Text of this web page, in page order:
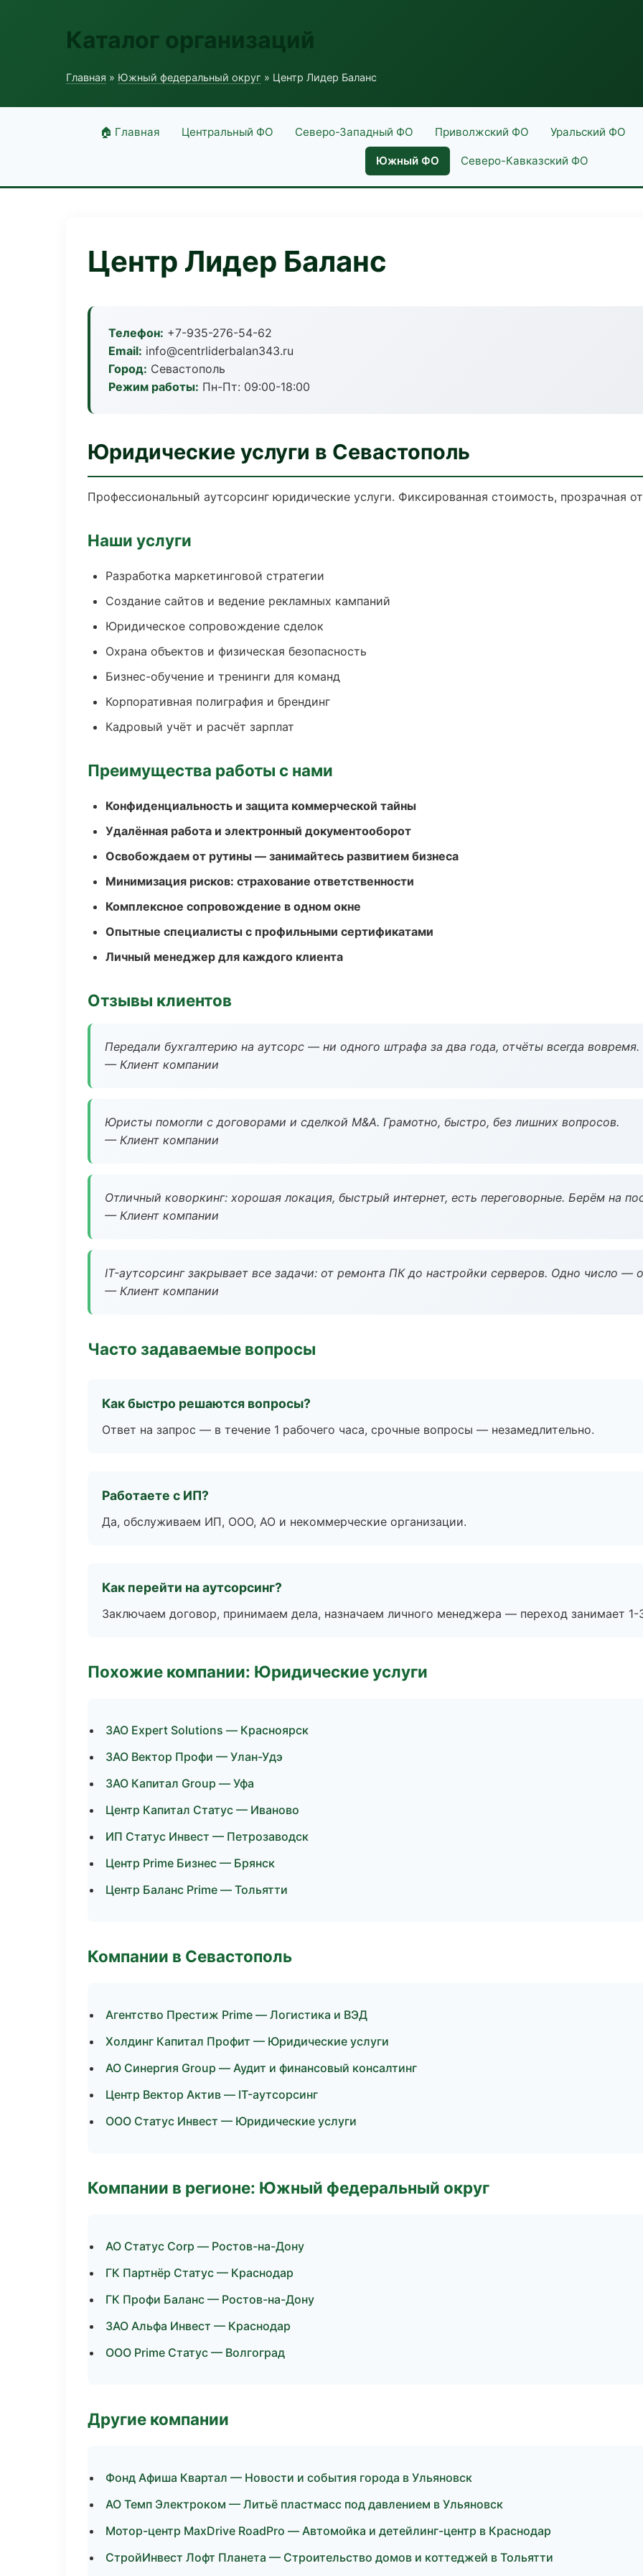
Каталог организаций
Главная » Южный федеральный округ » Центр Лидер Баланс
🏠 Главная Центральный ФО Северо-Западный ФО Приволжский ФО Уральский ФО
Южный ФО Северо-Кавказский ФО
Центр Лидер Баланс
Телефон: +7-935-276-54-62
Email: info@centrliderbalan343.ru
Город: Севастополь
Режим работы: Пн-Пт: 09:00-18:00
Юридические услуги в Севастополь
Профессиональный аутсорсинг юридические услуги. Фиксированная стоимость, прозрачная
Наши услуги
Разработка маркетинговой стратегии
Создание сайтов и ведение рекламных кампаний
Юридическое сопровождение сделок
Охрана объектов и физическая безопасность
Бизнес-обучение и тренинги для команд
Корпоративная полиграфия и брендинг
Кадровый учёт и расчёт зарплат
Преимущества работы с нами
Конфиденциальность и защита коммерческой тайны
Удалённая работа и электронный документооборот
Освобождаем от рутины — занимайтесь развитием бизнеса
Минимизация рисков: страхование ответственности
Комплексное сопровождение в одном окне
Опытные специалисты с профильными сертификатами
Личный менеджер для каждого клиента
Отзывы клиентов
Передали бухгалтерию на аутсорс — ни одного штрафа за два года, отчёты всегда вовремя.
— Клиент компании
Юристы помогли с договорами и сделкой M&A. Грамотно, быстро, без лишних вопросов.
— Клиент компании
Отличный коворкинг: хорошая локация, быстрый интернет, есть переговорные. Берём на
— Клиент компании
IT-аутсорсинг закрывает все задачи: от ремонта ПК до настройки серверов. Одно число —
— Клиент компании
Часто задаваемые вопросы
Как быстро решаются вопросы?
Ответ на запрос — в течение 1 рабочего часа, срочные вопросы — незамедлительно.
Работаете с ИП?
Да, обслуживаем ИП, ООО, АО и некоммерческие организации.
Как перейти на аутсорсинг?
Заключаем договор, принимаем дела, назначаем личного менеджера — переход занимает 1-
Похожие компании: Юридические услуги
ЗАО Expert Solutions — Красноярск
ЗАО Вектор Профи — Улан-Удэ
ЗАО Капитал Group — Уфа
Центр Капитал Статус — Иваново
ИП Статус Инвест — Петрозаводск
Центр Prime Бизнес — Брянск
Центр Баланс Prime — Тольятти
Компании в Севастополь
Агентство Престиж Prime — Логистика и ВЭД
Холдинг Капитал Профит — Юридические услуги
АО Синергия Group — Аудит и финансовый консалтинг
Центр Вектор Актив — IT-аутсорсинг
ООО Статус Инвест — Юридические услуги
Компании в регионе: Южный федеральный округ
АО Статус Corp — Ростов-на-Дону
ГК Партнёр Статус — Краснодар
ГК Профи Баланс — Ростов-на-Дону
ЗАО Альфа Инвест — Краснодар
ООО Prime Статус — Волгоград
Другие компании
Фонд Афиша Квартал — Новости и события города в Ульяновск
АО Темп Электроком — Литьё пластмасс под давлением в Ульяновск
Мотор-центр MaxDrive RoadPro — Автомойка и детейлинг-центр в Краснодар
СтройИнвест Лофт Планета — Строительство домов и коттеджей в Тольятти